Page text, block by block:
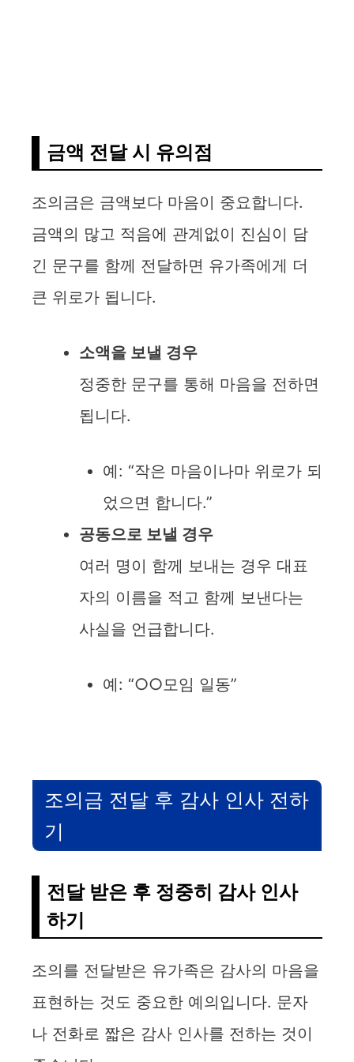
금액 전달 시 유의점
조의금은 금액보다 마음이 중요합니다.
금액의 많고 적음에 관계없이 진심이 담
긴 문구를 함께 전달하면 유가족에게 더
큰 위로가 됩니다.
소액을 보낼 경우
정중한 문구를 통해 마음을 전하면
됩니다.
예: “작은 마음이나마 위로가 되
었으면 합니다.”
공동으로 보낼 경우
여러 명이 함께 보내는 경우 대표
자의 이름을 적고 함께 보낸다는
사실을 언급합니다.
예: “○○모임 일동”
조의금 전달 후 감사 인사 전하
기
전달 받은 후 정중히 감사 인사
하기
조의를 전달받은 유가족은 감사의 마음을
표현하는 것도 중요한 예의입니다. 문자
나 전화로 짧은 감사 인사를 전하는 것이